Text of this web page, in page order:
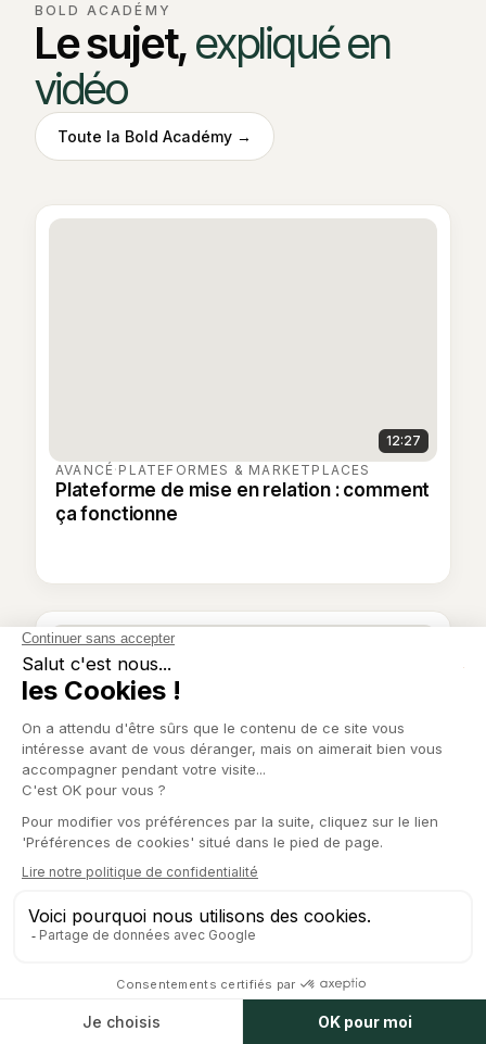
BOLD ACADÉMY
Le sujet,expliqué en
vidéo
Toute la Bold Académy →
12:27
AVANCÉ · PLATEFORMES & MARKETPLACES
Plateforme de mise en relation : comment
ça fonctionne
ESSENTIEL·PLATEFORMES & MARKETPLACES
model